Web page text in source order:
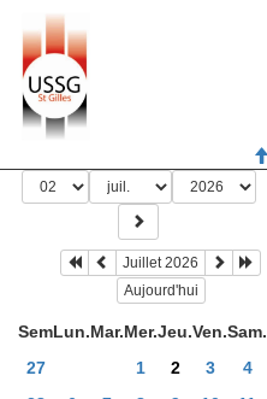
Juillet 2026
Aujourd'hui
SemLun.Mar.Mer.Jeu.Ven.Sam.
27
1 2 3 4